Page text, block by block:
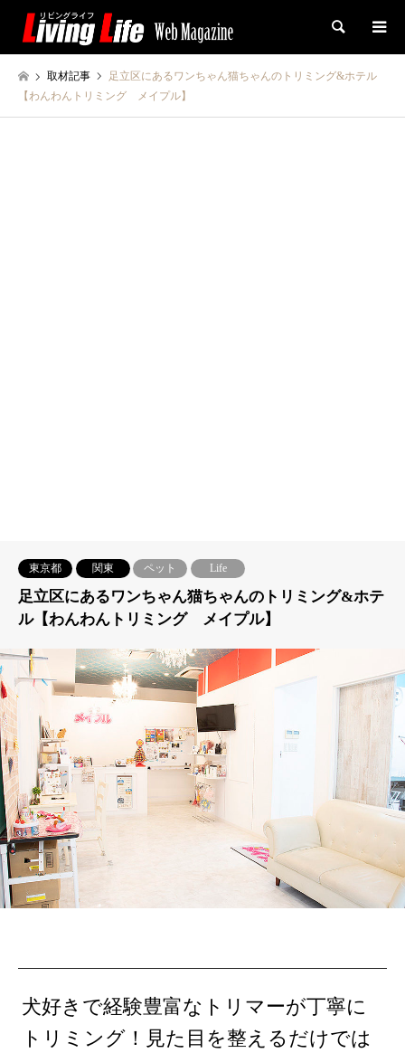
検索
取材記事
足立区にあるワンちゃん猫ちゃんのトリミング&ホテル
【わんわんトリミング メイプル】
東京都 関東 ペット Life
足立区にあるワンちゃん猫ちゃんのトリミング&ホテ
ル【わんわんトリミング メイプル】
犬好きで経験豊富なトリマーが丁寧に
トリミング！見た目を整えるだけでは